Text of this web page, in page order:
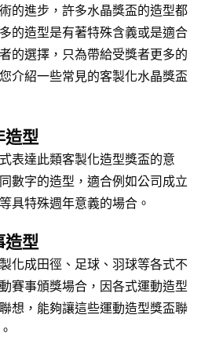
的進步，許多水晶獎盃的造型都
的造型是有著特殊含義或是適合
的選擇，只為帶給受獎者更多的
介紹一些常見的客製化水晶獎盃
造型
表達此類客製化造型獎盃的意
數字的造型，適合例如公司成立
具特殊週年意義的場合。
造型
化成田徑、足球、羽球等各式不
賽事頒獎場合，因各式運動造型
想，能夠讓這些運動造型獎盃聯